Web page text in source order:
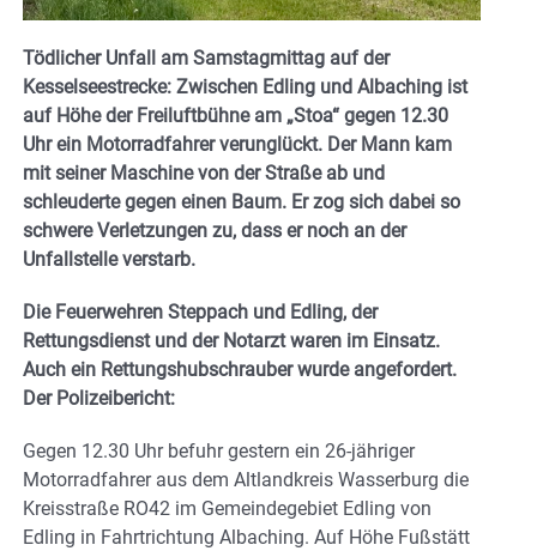
Tödlicher Unfall am Samstagmittag auf der
Kesselseestrecke: Zwischen Edling und Albaching ist
auf Höhe der Freiluftbühne am „Stoa“ gegen 12.30
Uhr ein Motorradfahrer verunglückt. Der Mann kam
mit seiner Maschine von der Straße ab und
schleuderte gegen einen Baum. Er zog sich dabei so
schwere Verletzungen zu, dass er noch an der
Unfallstelle verstarb.
Die Feuerwehren Steppach und Edling, der
Rettungsdienst und der Notarzt waren im Einsatz.
Auch ein Rettungshubschrauber wurde angefordert.
Der Polizeibericht:
Gegen 12.30 Uhr befuhr gestern ein 26-jähriger
Motorradfahrer aus dem Altlandkreis Wasserburg die
Kreisstraße RO42 im Gemeindegebiet Edling von
Edling in Fahrtrichtung Albaching. Auf Höhe Fußstätt